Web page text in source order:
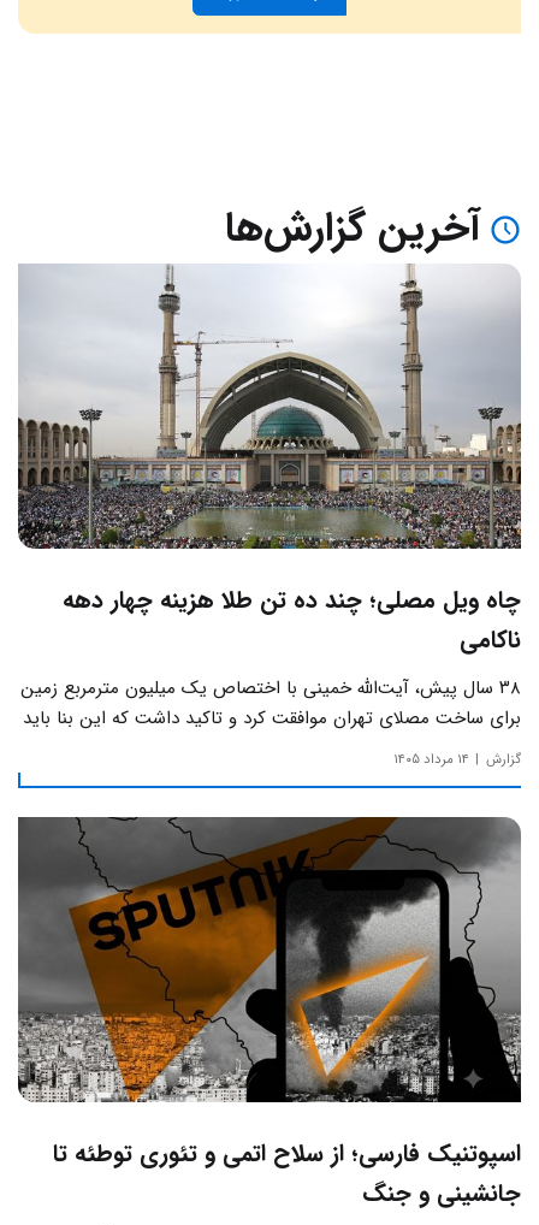
آخرین گزارش‌ها
چاه ویل مصلی؛ چند ده تن طلا هزینه چهار دهه
ناکامی
۳۸ سال پیش، آیت‌الله خمینی با اختصاص یک میلیون مترمربع زمین
برای ساخت مصلای تهران موافقت کرد و تاکید داشت که این بنا باید
به دور از زرق‌وبرق و یادآور سادگی مساجد صدر اسلام باشد.
گزارش ۱۴ مرداد ۱۴۰۵
اسپوتنیک فارسی؛ از سلاح اتمی و تئوری توطئه تا
جانشینی و جنگ